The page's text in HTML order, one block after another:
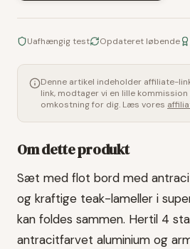
Uafhængig test Opdateret løbende
Denne artikel indeholder affiliate-
link, modtager vi en lille
omkostning for dig. Læs vores
Om dette produkt
Sæt med flot bord med
og kraftige teak-lameller i
kan foldes sammen. Hertil 4
antracitfarvet aluminium og